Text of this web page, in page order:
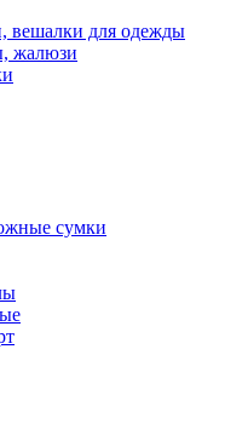
вешалки для одежды
жалюзи
сумки